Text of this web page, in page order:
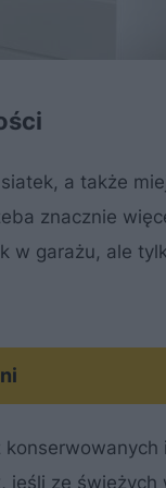
a także
znacznie
w garażu, ale
ze świeżych